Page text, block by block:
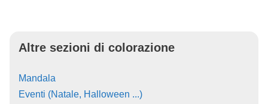
Altre sezioni di colorazione
Mandala
Eventi (Natale, Halloween ...)